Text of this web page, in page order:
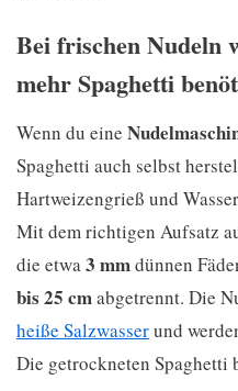
Bei frischen Nudeln
mehr Spaghetti
Wenn du eine
Spaghetti auch selbst
Hartweizengrieß und
Mit dem richtigen Aufsatz
die etwa3 mmdünnen
bis 25 cmabgetrennt. Die
heiße Salzwasserund
Die getrockneten Spaghetti